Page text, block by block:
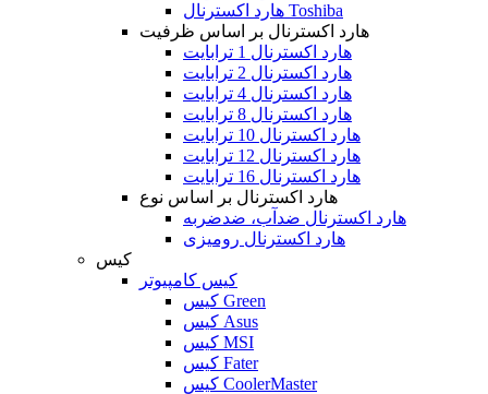
هارد اکسترنال Toshiba
هارد اکسترنال بر اساس ظرفیت
هارد اکسترنال 1 ترابایت
هارد اکسترنال 2 ترابایت
هارد اکسترنال 4 ترابایت
هارد اکسترنال 8 ترابایت
هارد اکسترنال 10 ترابایت
هارد اکسترنال 12 ترابایت
هارد اکسترنال 16 ترابایت
هارد اکسترنال بر اساس نوع
هارد اکسترنال ضدآب، ضدضربه
هارد اکسترنال رومیزی
کیس
کیس کامپیوتر
کیس Green
کیس Asus
کیس MSI
کیس Fater
کیس CoolerMaster